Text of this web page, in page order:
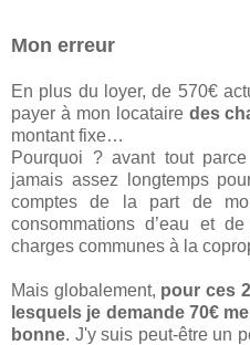
Mon erreur
En plus du loyer, de 570€
payer à mon locataire des
montant fixe…
Pourquoi ? avant tout
jamais assez longtemps
comptes de la part de
consommations d’eau et
charges communes à la
Mais globalement, pour ces
lesquels je demande 70€
bonne. J'y suis peut-être un